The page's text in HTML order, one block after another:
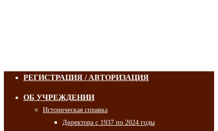
РЕГИСТРАЦИЯ / АВТОРИЗАЦИЯ
ОБ УЧРЕЖДЕНИИ
Историческая справка
Директора с 1937 по 2024 годы